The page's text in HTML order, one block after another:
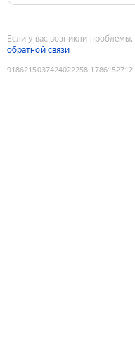
Если у вас возникли
обратной связи
9186215037424022258:1786152712